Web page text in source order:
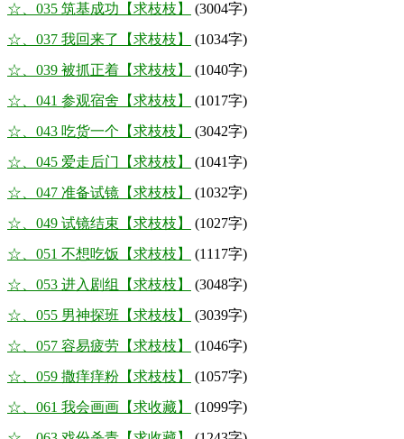
☆、035 筑基成功【求枝枝】
(3004字)
☆、037 我回来了【求枝枝】
(1034字)
☆、039 被抓正着【求枝枝】
(1040字)
☆、041 参观宿舍【求枝枝】
(1017字)
☆、043 吃货一个【求枝枝】
(3042字)
☆、045 爱走后门【求枝枝】
(1041字)
☆、047 准备试镜【求枝枝】
(1032字)
☆、049 试镜结束【求枝枝】
(1027字)
☆、051 不想吃饭【求枝枝】
(1117字)
☆、053 进入剧组【求枝枝】
(3048字)
☆、055 男神探班【求枝枝】
(3039字)
☆、057 容易疲劳【求枝枝】
(1046字)
☆、059 撒痒痒粉【求枝枝】
(1057字)
☆、061 我会画画【求收藏】
(1099字)